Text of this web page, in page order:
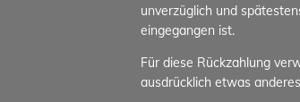
unverzüglich und
eingegangen ist.
Für diese Rückzahlung
ausdrücklich etwas